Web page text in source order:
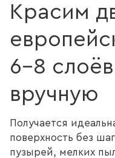
Красим
6–8
вручную
Получается
поверхность без
пузырей, мелких